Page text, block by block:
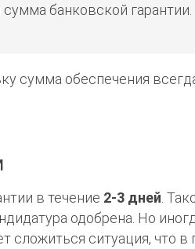
банковской гарантии.
сумма обеспечения
в течение 2-3 дней .
одобрена. Но
сложиться ситуация, что в